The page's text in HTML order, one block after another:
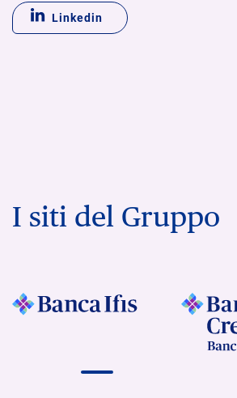
Linkedin
I siti del Gruppo